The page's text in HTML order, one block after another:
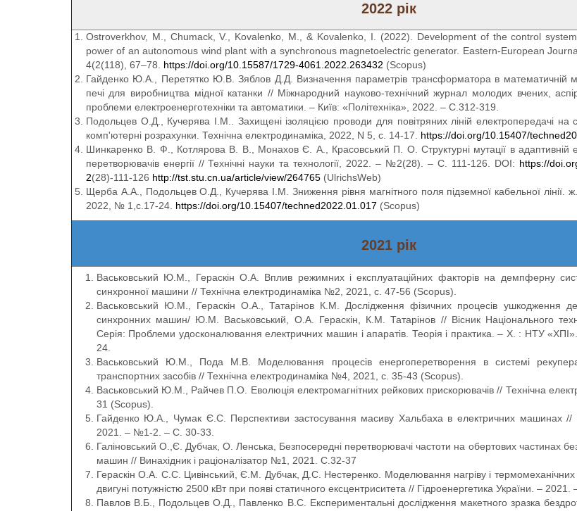
2022 рік
Ostroverkhov, M., Chumack, V., Kovalenko, M., & Kovalenko, I. (2022). Development of the control
power of an autonomous wind plant with a synchronous magnetoelectric generator. Eastern-European
4(2(118), 67–78. https://doi.org/10.15587/1729-4061.2022.263432 (Scopus)
Гайденко Ю.А., Перетятко Ю.В. Зяблов Д.Д. Визначення параметрів трансформатора в математичній
печі для виробництва мідної катанки // Міжнародний науково-технічний журнал молодих вчених,
проблеми електроенерготехніки та автоматики. – Київ: «Політехніка», 2022. – С.312-319.
Подольцев О.Д., Кучерява І.М.. Захищені ізоляцією проводи для повітряних ліній електропередачі на
комп'ютерні розрахунки. Технічна електродинаміка, 2022, N 5, с. 14-17. https://doi.org/10.15407/
Шинкаренко В. Ф., Котлярова В. В., Монахов Є. А., Красовський П. О. Структурні мутації в адаптивній
перетворювачів енергії // Технічні науки та технології, 2022. – №2(28). – С. 111-126. DOI: https://
2(28)-111-126 http://tst.stu.cn.ua/article/view/264765(UlrichsWeb)
Щерба А.А., Подольцев О.Д., Кучерява І.М. Зниження рівня магнітного поля підземної кабельної лінії.
2022, № 1,с.17-24. https://doi.org/10.15407/techned2022.01.017 (Scopus)
2021 рік
Васьковський Ю.М., Гераскін О.А. Вплив режимних і експлуатаційних факторів на демпферну
синхронної машини // Технічна електродинаміка №2, 2021, с. 47-56 (Scopus).
Васьковський Ю.М., Гераскін О.А., Татарінов К.М. Дослідження фізичних процесів ушкодження
синхронних машин/ Ю.М. Васьковський, О.А. Гераскін, К.М. Татарінов // Вісник Національного
Серія: Проблеми удосконалювання електричних машин і апаратів. Теорія і практика. – Х. : НТУ
24.
Васьковський Ю.М., Пода М.В. Моделювання процесів енергоперетворення в системі
транспортних засобів // Технічна електродинаміка №4, 2021, с. 35-43 (Scopus).
Васьковський Ю.М., Райчев П.О. Еволюція електромагнітних рейкових прискорювачів // Технічна
31 (Scopus).
Гайденко Ю.А., Чумак Є.С. Перспективи застосування масиву Хальбаха в електричних машинах //
2021. – №1-2. – С. 30-33.
Галіновський О.,Є. Дубчак, О. Ленська, Безпосередні перетворювачі частоти на обертових частинах
машин // Винахідник і раціоналізатор №1, 2021. С.32-37
Гераскін О.А. С.С. Цивінський, Є.М. Дубчак, Д.С. Нестеренко. Моделювання нагріву і
двигуні потужністю 2500 кВт при появі статичного ексцентриситета // Гідроенергетика України. –
Павлов В.Б., Подольцев О.Д., Павленко В.С. Експериментальні дослідження макетного зразка